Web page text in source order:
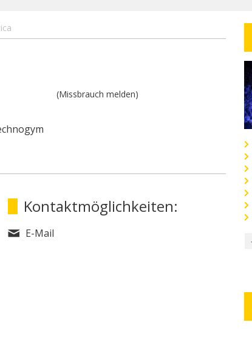
(Missbrauch melden)
Kontaktmöglichkeiten:
E-Mail